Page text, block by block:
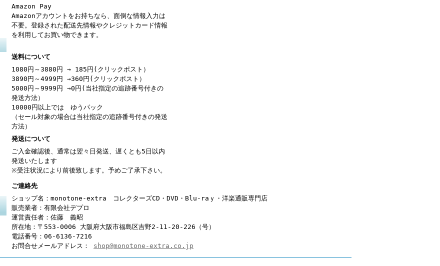
Amazon Pay
Amazonアカウントをお持ちなら、面倒な情報入力は
不要。登録された配送先情報やクレジットカード情報
を利用してお買い物できます。
送料について
1080円～3880円 → 185円(クリックポスト）
3890円～4999円 →360円(クリックポスト）
5000円～9999円 →0円(当社指定の追跡番号付きの
発送方法）
10000円以上では ゆうパック
（セール対象の場合は当社指定の追跡番号付きの発送
方法）
発送について
ご入金確認後、通常は翌々日発送、遅くとも5日以内
発送いたします
※受注状況により前後致します。予めご了承下さい。
ご連絡先
ショップ名：monotone-extra コレクターズCD・DVD・Blu-raｙ・洋楽通販専門店
販売業者：有限会社デプロ
運営責任者：佐藤 義昭
所在地：〒553-0006 大阪府大阪市福島区吉野2-11-20-226（号）
電話番号：06-6136-7216
お問合せメールアドレス： shop@monotone-extra.co.jp